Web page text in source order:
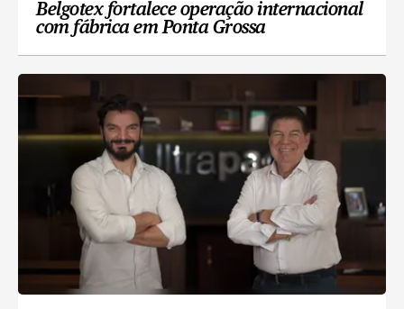
Belgotex fortalece operação internacional
com fábrica em Ponta Grossa